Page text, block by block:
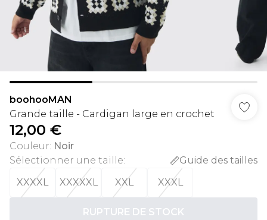
boohooMAN
Grande taille - Cardigan large en crochet
12,00 €
Couleur: Noir
Sélectionner une taille:
Guide des tailles
XXXXL
XXXXXL XXL XXXL
RUPTURE DE STOCK